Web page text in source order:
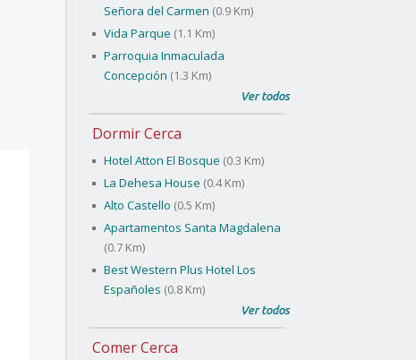
Señora del Carmen (0.9 Km)
Vida Parque (1.1 Km)
Parroquia Inmaculada
Concepción (1.3 Km)
Ver todos
Dormir Cerca
Hotel Atton El Bosque (0.3 Km)
La Dehesa House (0.4 Km)
Alto Castello (0.5 Km)
Apartamentos Santa Magdalena
(0.7 Km)
Best Western Plus Hotel Los
Españoles (0.8 Km)
Ver todos
Comer Cerca